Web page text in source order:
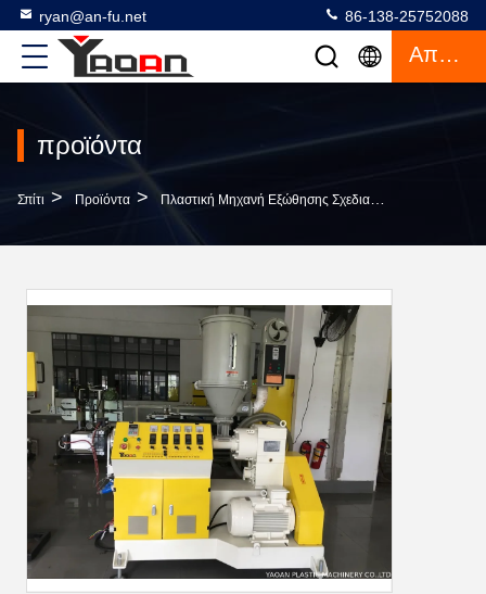
ryan@an-fu.net 86-138-25752088
Απόσπασμα
προϊόντα
Σπίτι > Προϊόντα > Πλαστική Μηχανή Εξώθησης Σχεδιαγράμματος